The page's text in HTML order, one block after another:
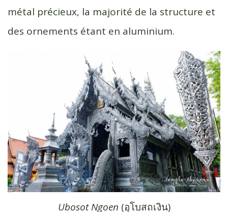
métal précieux, la majorité de la structure et
des ornements étant en aluminium.
Ubosot Ngoen (อุโบสถเงิน)